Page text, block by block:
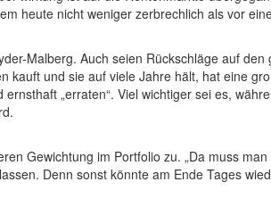
heute nicht weniger zerbrechlich als vor
Malberg. Auch seien Rückschläge auf
kauft und sie auf viele Jahre hält, hat eine
„erraten“. Viel wichtiger sei es,
Gewichtung im Portfolio zu. „Da muss
Denn sonst könnte am Ende Tages